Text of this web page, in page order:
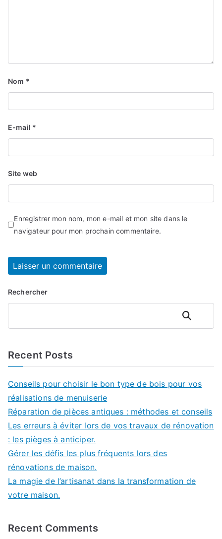
Nom *
E-mail *
Site web
Enregistrer mon nom, mon e-mail et mon site dans le
navigateur pour mon prochain commentaire.
Rechercher
Rechercher
Recent Posts
Conseils pour choisir le bon type de bois pour vos
réalisations de menuiserie
Réparation de pièces antiques : méthodes et conseils
Les erreurs à éviter lors de vos travaux de rénovation
: les pièges à anticiper.
Gérer les défis les plus fréquents lors des
rénovations de maison.
La magie de l’artisanat dans la transformation de
votre maison.
Recent Comments